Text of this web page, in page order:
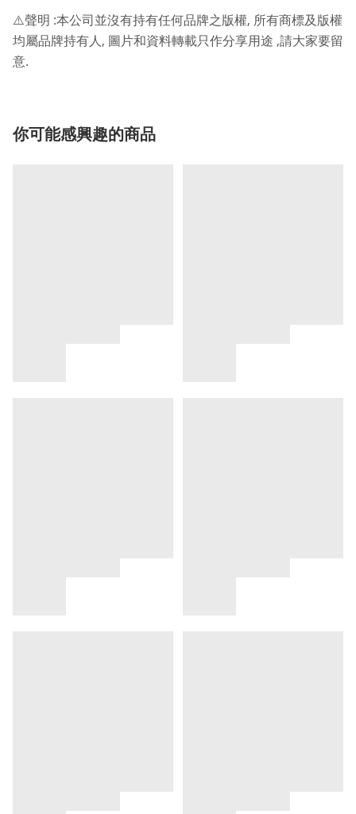
⚠️聲明 :本公司並沒有持有任何品牌之版權, 所有商標及版權
均屬品牌持有人 , 圖片和資料轉載只作分享用途 ,請大家要留
意.
你可能感興趣的商品